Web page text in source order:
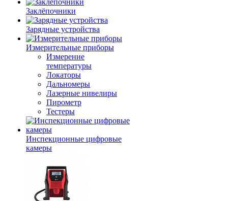
Заклёпочники
Зарядные устройства
Измерительные приборы
Измерение
температуры
Локаторы
Дальномеры
Лазерные нивелиры
Пирометр
Тестеры
Инспекционные цифровые
камеры